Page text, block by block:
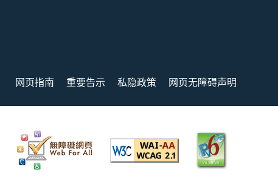
网页指南 重要告示 私隐政策 网页无障碍声明